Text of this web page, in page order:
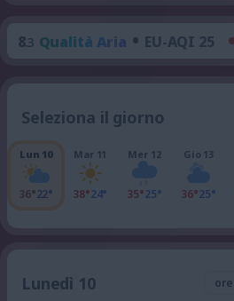
8.3 Qualità Aria • EU-AQI 25
Seleziona il giorno
Lun 10
36°22°
Mar 11
38°24°
Mer 12
35°25°
Gio 13
36°25°
Lunedì 10